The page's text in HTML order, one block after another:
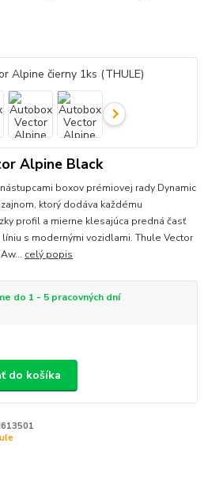
Alpine Black
boxov prémiovej rady Dynamic
ktorý dodáva každému
profil a mierne klesajúca predná časť
s modernými vozidlami. Thule Vector
celý popis
do 1 - 5 pracovných dní
do košíka